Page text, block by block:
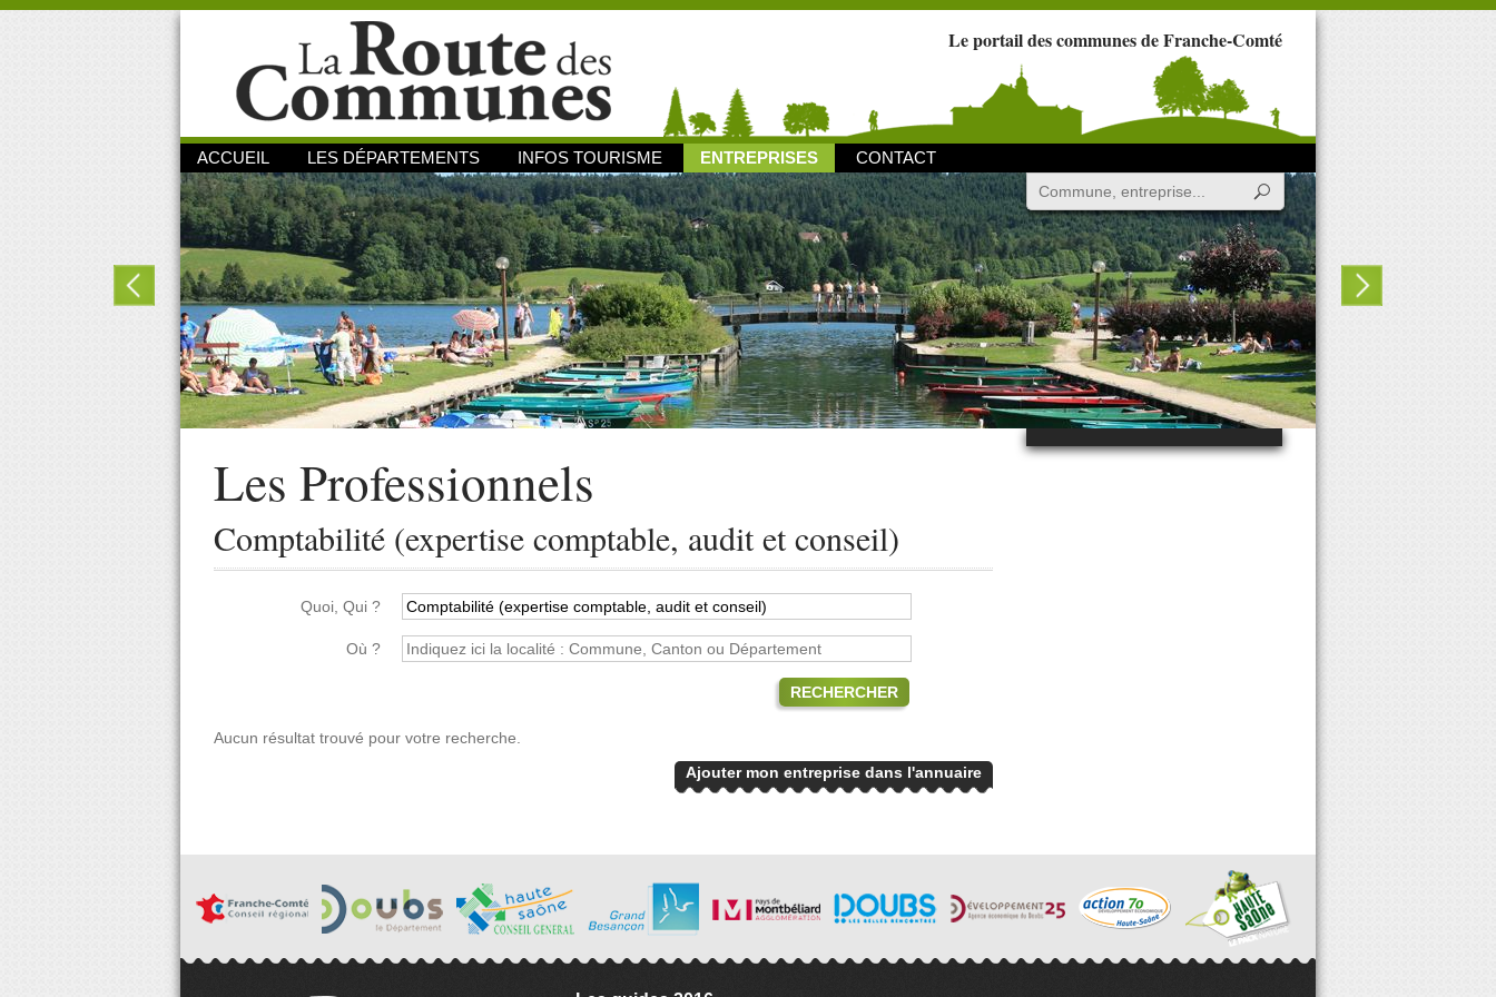
Le portail des communes de Franche-Comté
ACCUEIL LES DÉPARTEMENTS INFOS TOURISME ENTREPRISES CONTACT
Les Professionnels
Comptabilité (expertise comptable, audit et conseil)
Quoi, Qui ?
Où ?
RECHERCHER
Aucun résultat trouvé pour votre recherche.
Ajouter mon entreprise dans l'annuaire